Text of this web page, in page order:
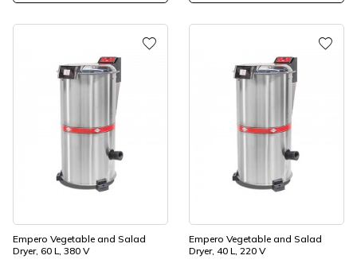
Empero Vegetable and Salad
Dryer, 60 L, 380 V
Empero Vegetable and Salad
Dryer, 40 L, 220 V